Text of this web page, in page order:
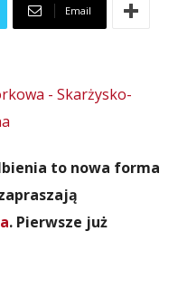
Email
to nowa forma
. Pierwsze już